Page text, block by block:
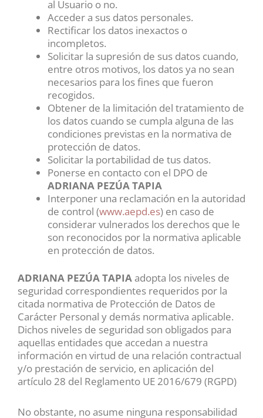
al Usuario o no.
Acceder a sus datos personales.
Rectificar los datos inexactos o
incompletos.
Solicitar la supresión de sus datos cuando,
entre otros motivos, los datos ya no sean
necesarios para los fines que fueron
recogidos.
Obtener de la limitación del tratamiento de
los datos cuando se cumpla alguna de las
condiciones previstas en la normativa de
protección de datos.
Solicitar la portabilidad de tus datos.
Ponerse en contacto con el DPO de
ADRIANA PEZÚA TAPIA
Interponer una reclamación en la autoridad
de control (www.aepd.es) en caso de
considerar vulnerados los derechos que le
son reconocidos por la normativa aplicable
en protección de datos.
ADRIANA PEZÚA TAPIAadopta los niveles de
seguridad correspondientes requeridos por la
citada normativa de Protección de Datos de
Carácter Personal y demás normativa aplicable.
Dichos niveles de seguridad son obligados para
aquellas entidades que accedan a nuestra
información en virtud de una relación contractual
y/o prestación de servicio, en aplicación del
artículo 28 del Reglamento UE 2016/679 (RGPD)
No obstante, no asume ninguna responsabilidad